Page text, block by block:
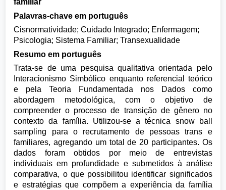
familiar
Palavras-chave em português
Cisnormatividade; Cuidado Integrado; Enfermagem;
Psicologia; Sistema Familiar; Transexualidade
Resumo em português
Trata-se de uma pesquisa qualitativa orientada pelo
Interacionismo Simbólico enquanto referencial teórico
e pela Teoria Fundamentada nos Dados como
abordagem metodológica, com o objetivo de
compreender o processo de transição de gênero no
contexto da família. Utilizou-se a técnica snow ball
sampling para o recrutamento de pessoas trans e
familiares, agregando um total de 20 participantes. Os
dados foram obtidos por meio de entrevistas
individuais em profundidade e submetidos à análise
comparativa, o que possibilitou identificar significados
e estratégias que compõem a experiência da família